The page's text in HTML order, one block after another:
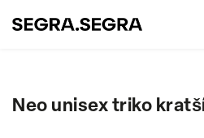
Neo unisex triko